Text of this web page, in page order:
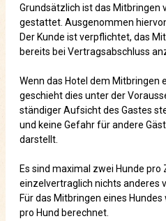
Grundsätzlich ist das Mitbringen
gestattet. Ausgenommen
Der Kunde ist verpflichtet, das
bereits bei Vertragsabschluss
Wenn das Hotel dem Mitbringen
geschieht dies unter der
ständiger Aufsicht des Gastes
und keine Gefahr für andere
darstellt.
Es sind maximal zwei Hunde
einzelvertraglich nichts anderes
Für das Mitbringen eines
pro Hund berechnet.